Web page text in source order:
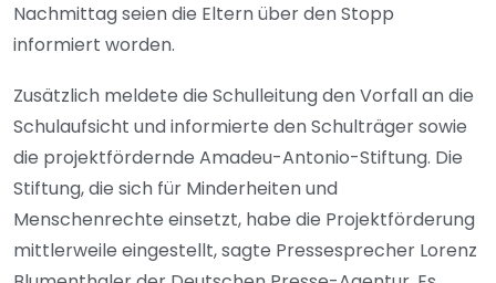
Nachmittag seien die Eltern über den Stopp
informiert worden.
Zusätzlich meldete die Schulleitung den Vorfall an die
Schulaufsicht und informierte den Schulträger sowie
die projektfördernde Amadeu-Antonio-Stiftung. Die
Stiftung, die sich für Minderheiten und
Menschenrechte einsetzt, habe die Projektförderung
mittlerweile eingestellt, sagte Pressesprecher Lorenz